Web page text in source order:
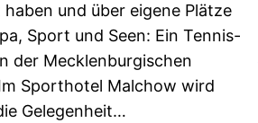
und über eigene Plätze
Sport und Seen: Ein Tennis-
der Mecklenburgischen
Sporthotel Malchow wird
Gelegenheit…